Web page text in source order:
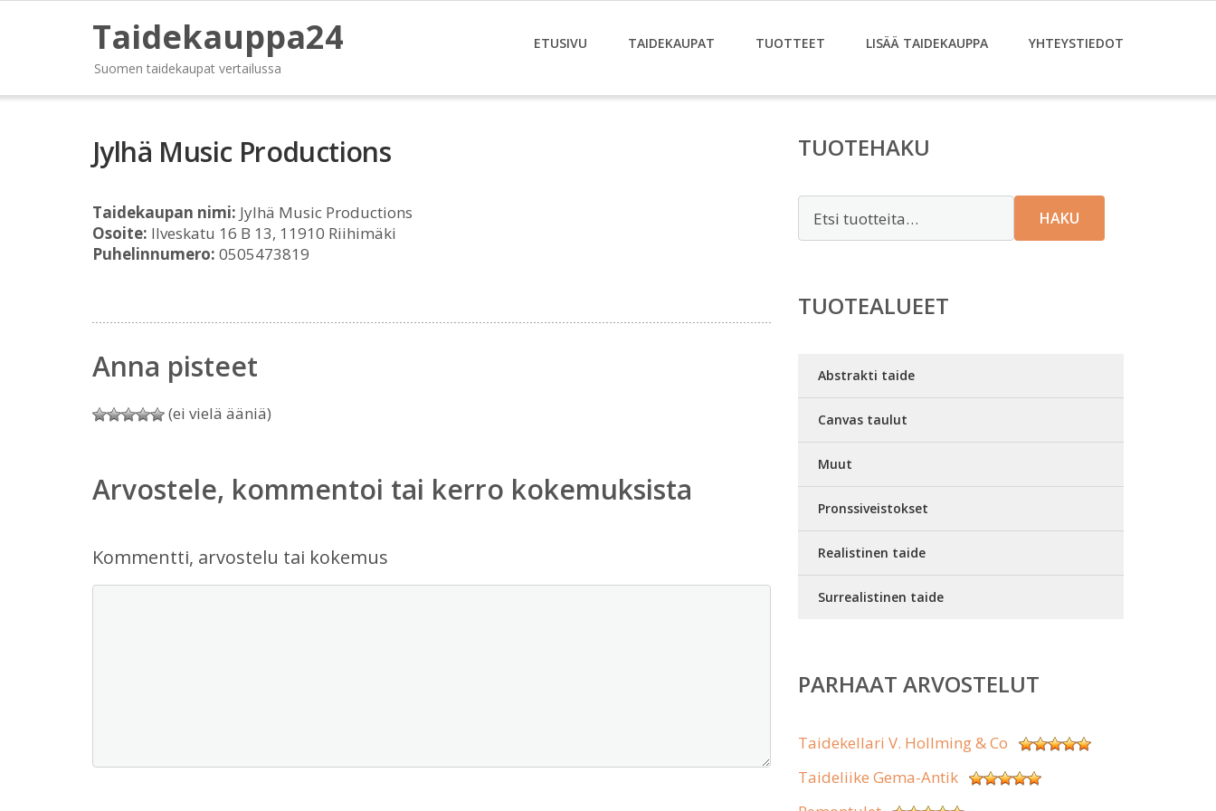
Taidekauppa24
Suomen taidekaupat vertailussa
ETUSIVU TAIDEKAUPAT TUOTTEET LISÄÄ TAIDEKAUPPA YHTEYSTIEDOT
Jylhä Music Productions
Taidekaupan nimi: Jylhä Music Productions
Osoite: Ilveskatu 16 B 13, 11910 Riihimäki
Puhelinnumero: 0505473819
Anna pisteet
(ei vielä ääniä)
Arvostele, kommentoi tai kerro kokemuksista
Kommentti, arvostelu tai kokemus
TUOTEHAKU
HAKU
TUOTEALUEET
Abstrakti taide
Canvas taulut
Muut
Pronssiveistokset
Realistinen taide
Surrealistinen taide
PARHAAT ARVOSTELUT
Taidekellari V. Hollming & Co
Taideliike Gema-Antik